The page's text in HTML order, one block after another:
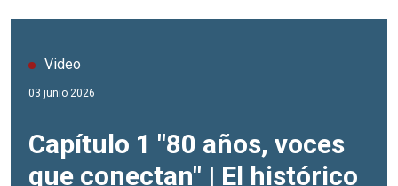
Video
03 junio 2026
Capítulo 1 "80 años, voces
que conectan" | El histórico